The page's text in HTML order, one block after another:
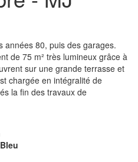
années 80, puis des garages.
de 75 m² très lumineux grâce à
sur une grande terrasse et
chargée en intégralité de
la fin des travaux de